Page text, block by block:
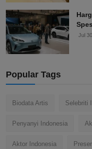
Jul
Popular Tags
Biodata Artis Selebriti
Penyanyi Indonesia
Aktor Indonesia